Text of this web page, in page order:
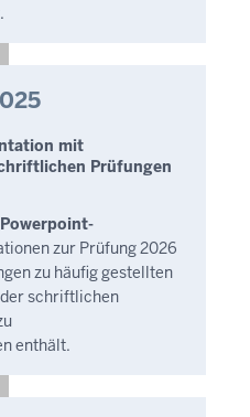
mit
Prüfungen
Powerpoint-
zur Prüfung 2026
zu häufig gestellten
schriftlichen
enthält.